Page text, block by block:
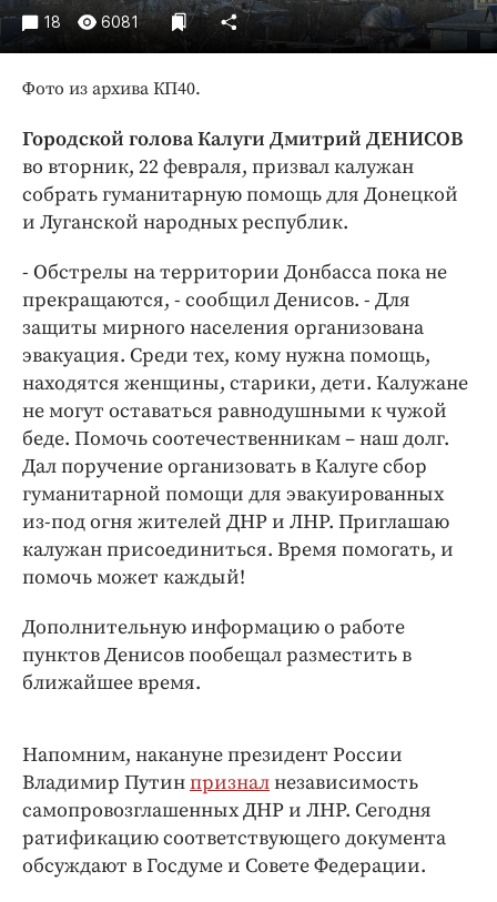
Экономика и бизнес
ПРОЕКТЫ
Блоги
Издания
Медиаперсона
Интересное чтиво
Клиника года
Бренд года
Работодатель года
18 6081
Фото из архива КП40.
Городской голова Калуги Дмитрий ДЕНИСОВ
во вторник, 22 февраля, призвал калужан
собрать гуманитарную помощь для Донецкой
и Луганской народных республик.
- Обстрелы на территории Донбасса пока не
прекращаются, - сообщил Денисов. - Для
защиты мирного населения организована
эвакуация. Среди тех, кому нужна помощь,
находятся женщины, старики, дети. Калужане
не могут оставаться равнодушными к чужой
беде. Помочь соотечественникам – наш долг.
Дал поручение организовать в Калуге сбор
гуманитарной помощи для эвакуированных
из-под огня жителей ДНР и ЛНР. Приглашаю
калужан присоединиться. Время помогать, и
помочь может каждый!
Дополнительную информацию о работе
пунктов Денисов пообещал разместить в
ближайшее время.
Напомним, накануне президент России
Владимир Путинпризналнезависимость
самопровозглашенных ДНР и ЛНР. Сегодня
ратификацию соответствующего документа
обсуждают в Госдуме и Совете Федерации.